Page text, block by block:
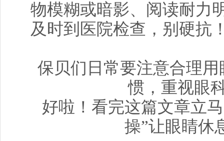
物模糊或暗影、阅读耐力
及时到医院检查，别硬抗
保贝们日常要注意合理
惯，重视眼
好啦！看完这篇文章立
操”让眼睛休